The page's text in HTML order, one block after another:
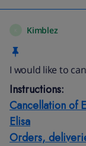
Kimblez
I would like to
Instructions:
Cancellation of
Elisa
Orders,